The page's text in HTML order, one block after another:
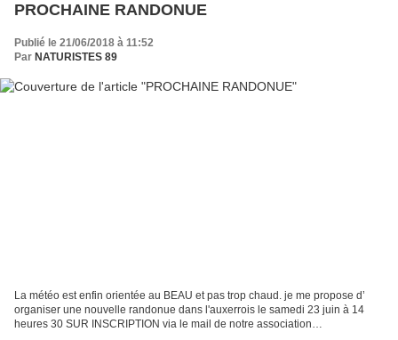
PROCHAINE RANDONUE
Publié le 21/06/2018 à 11:52
Par NATURISTES 89
La météo est enfin orientée au BEAU et pas trop chaud. je me propose d’
organiser une nouvelle randonue dans l'auxerrois le samedi 23 juin à 14
heures 30 SUR INSCRIPTION via le mail de notre association